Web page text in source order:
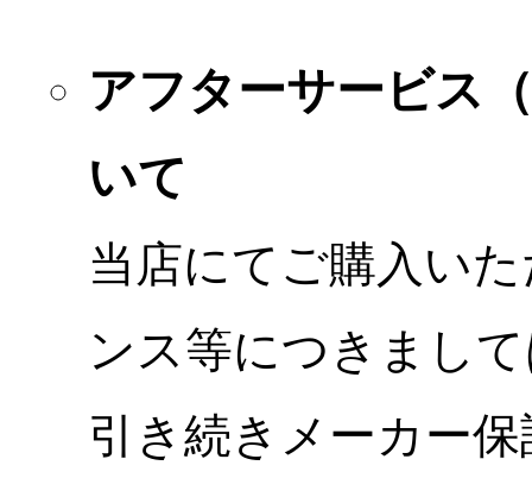
アフターサービス
いて
当店にてご購入い
ンス等につきまし
引き続きメーカー